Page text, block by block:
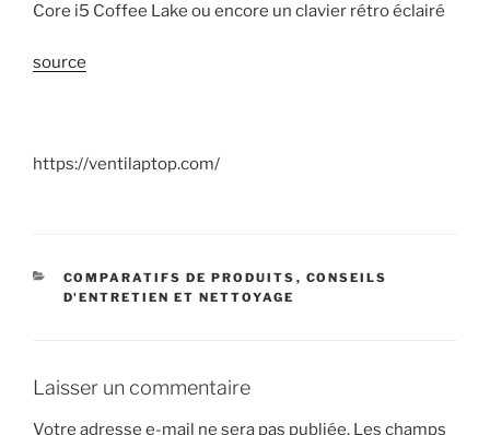
Core i5 Coffee Lake ou encore un clavier rétro éclairé
source
https://ventilaptop.com/
CATÉGORIES
COMPARATIFS DE PRODUITS , CONSEILS
D'ENTRETIEN ET NETTOYAGE
Laisser un commentaire
Votre adresse e-mail ne sera pas publiée. Les champs